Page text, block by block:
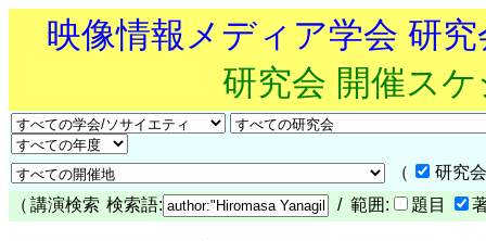
映像情報メディア学会 研
研究会 開催ス
（
研究
（ 講演検索 検索語: / 範囲: 題目